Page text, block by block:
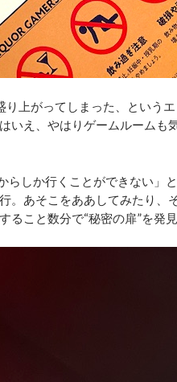
上がってしまった、という
え、やはりゲームルームも
らしか行くことができない」
。あそこをああしてみたり、
こと数分で“秘密の扉”を発見